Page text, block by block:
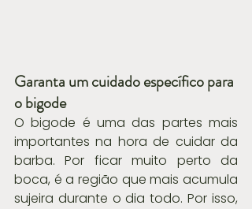
Garanta um cuidado específico para
o bigode
O bigode é uma das partes mais
importantes na hora de cuidar da
barba. Por ficar muito perto da
boca, é a região que mais acumula
sujeira durante o dia todo. Por isso,